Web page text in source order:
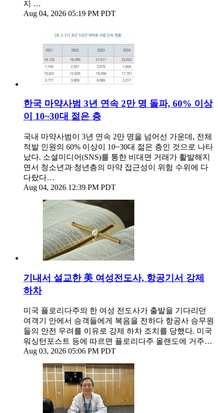
지 …
Aug 04, 2026 05:19 PM PDT
한국 마약사범 3년 연속 2만 명 돌파, 60% 이상
이 10~30대 젊은 층
국내 마약사범이 3년 연속 2만 명을 넘어선 가운데, 전체
적발 인원의 60% 이상이 10~30대 젊은 층인 것으로 나타
났다. 소셜미디어(SNS)를 통한 비대면 거래가 활발해지
면서 청소년과 청년층의 마약 접근성이 위험 수위에 다
다랐다…
Aug 04, 2026 12:39 PM PDT
기내서 설교한 美 여성전도사, 항공기서 강제
하차
미국 플로리다주의 한 여성 전도사가 출발을 기다리던
여객기 안에서 승객들에게 복음을 전하다 항공사 승무원
들의 안전 우려를 이유로 강제 하차 조치를 당했다. 미국
워싱턴포스트 등에 따르면 플로리다주 올랜도에 거주…
Aug 03, 2026 05:06 PM PDT